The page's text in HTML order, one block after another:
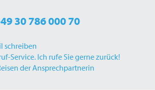
30 786 000 70
schreiben
Service. Ich rufe Sie gerne zurück!
der Ansprechpartnerin